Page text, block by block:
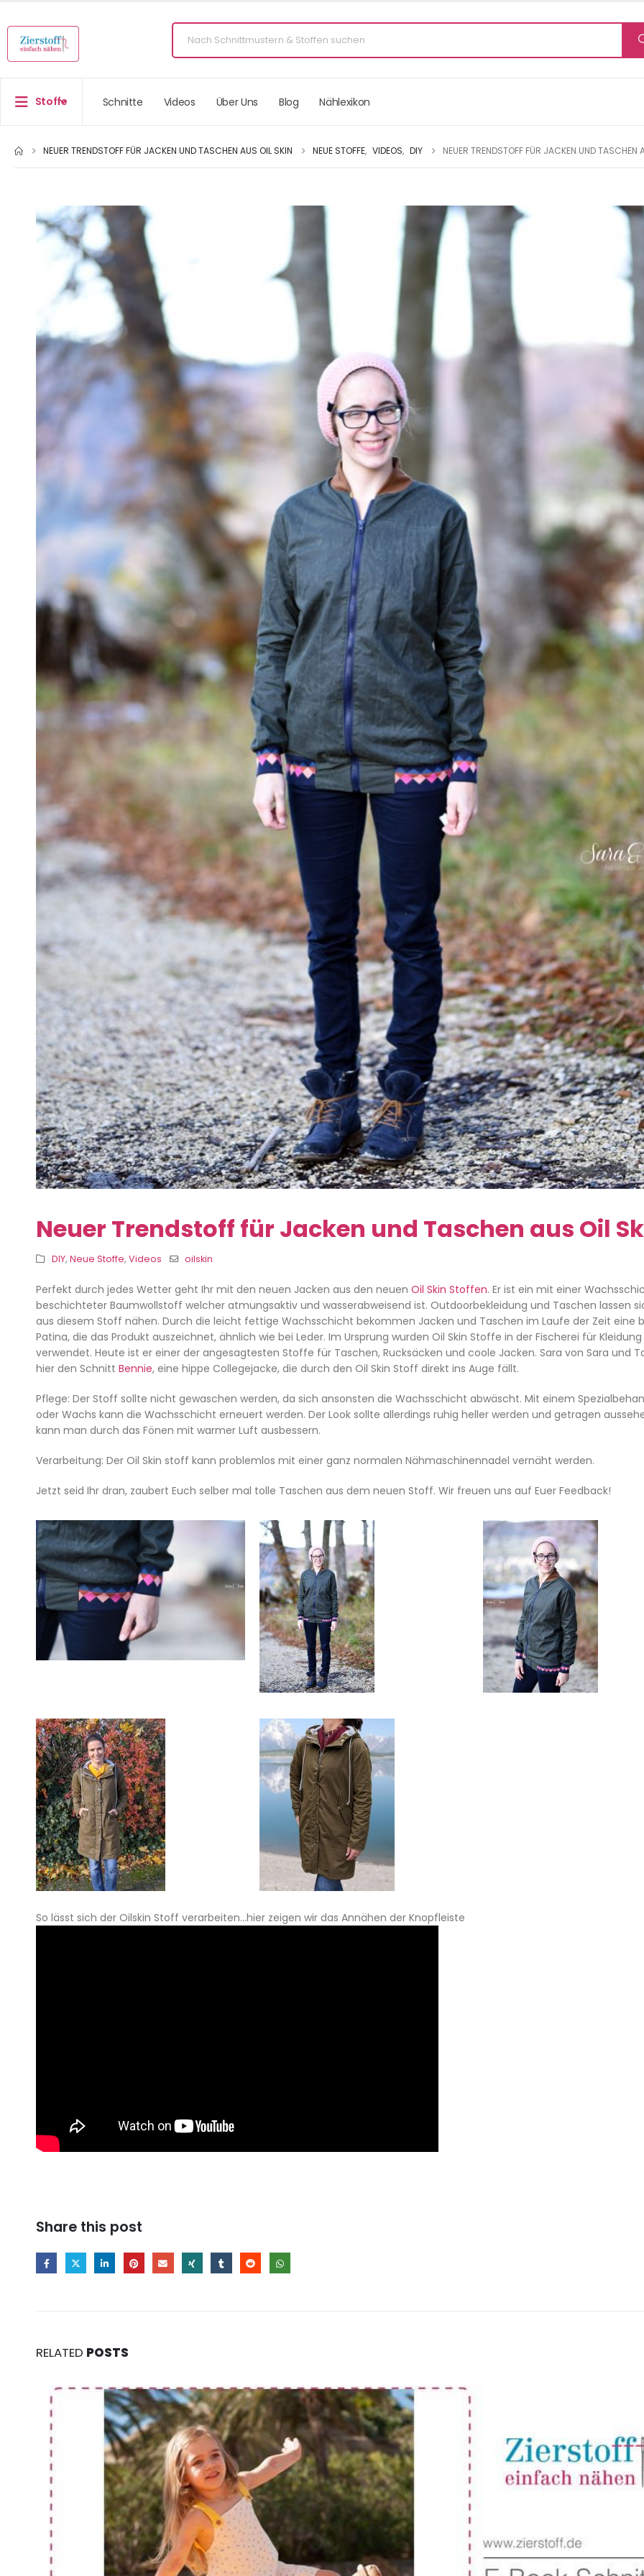
Stoffe Schnitte Videos Über Uns Blog Nählexikon
NEUER TRENDSTOFF FÜR JACKEN UND TASCHEN AUS OIL SKIN NEUE STOFFE, VIDEOS, DIY NEUER TRENDSTOFF FÜR JACKEN UND TASCHEN
Neuer Trendstoff für Jacken und Taschen aus Oil
DIY, Neue Stoffe, Videos oilskin
Perfekt durch jedes Wetter geht Ihr mit den neuen Jacken aus den neuen Oil Skin Stoffen. Er ist ein mit einer
beschichteter Baumwollstoff welcher atmungsaktiv und wasserabweisend ist. Outdoorbekleidung und Taschen lassen
aus diesem Stoff nähen. Durch die leicht fettige Wachsschicht bekommen Jacken und Taschen im Laufe der Zeit eine
Patina, die das Produkt auszeichnet, ähnlich wie bei Leder. Im Ursprung wurden Oil Skin Stoffe in der Fischerei für Kleidung
verwendet. Heute ist er einer der angesagtesten Stoffe für Taschen, Rucksäcken und coole Jacken. Sara von Sara und
hier den Schnitt Bennie, eine hippe Collegejacke, die durch den Oil Skin Stoff direkt ins Auge fällt.
Pflege: Der Stoff sollte nicht gewaschen werden, da sich ansonsten die Wachsschicht abwäscht. Mit einem
oder Wachs kann die Wachsschicht erneuert werden. Der Look sollte allerdings ruhig heller werden und getragen
kann man durch das Fönen mit warmer Luft ausbessern.
Verarbeitung: Der Oil Skin stoff kann problemlos mit einer ganz normalen Nähmaschinennadel vernäht werden.
Jetzt seid Ihr dran, zaubert Euch selber mal tolle Taschen aus dem neuen Stoff. Wir freuen uns auf Euer Feedback!
So lässt sich der Oilskin Stoff verarbeiten…hier zeigen wir das Annähen der Knopfleiste
Share this post
RELATED POSTS